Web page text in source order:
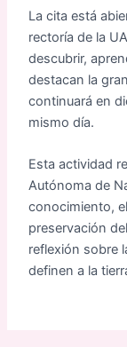
La cita está
rectoría de la
descubrir,
destacan la
continuará en
mismo día.
Esta actividad
Autónoma de
conocimiento,
preservación
reflexión sobre
definen a la